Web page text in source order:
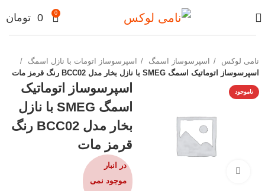
0
0 تومان
نامی لوکس اسپرسوساز اسمگ
اسپرسوساز اتومات با نازل اسمگ
اسپرسوساز اتوماتیک اسمگ SMEG با نازل بخار مدل BCC02 رنگ قرمز مات
ناموجود
برای بزرگنمایی کلیک کنید
اسپرسوساز اتوماتیک
اسمگ SMEG با نازل
بخار مدل BCC02 رنگ
قرمز مات
در انبار
موجود نمی